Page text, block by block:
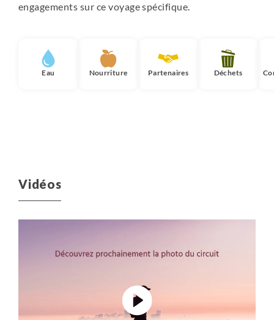
engagements sur ce voyage spécifique.
Eau Nourriture Partenaires Déchets
Vidéos